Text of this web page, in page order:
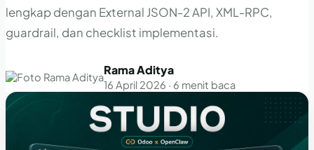
lengkap dengan External JSON-2 API, XML-RPC,
guardrail, dan checklist implementasi.
Rama Aditya
16 April 2026 · 6 menit baca